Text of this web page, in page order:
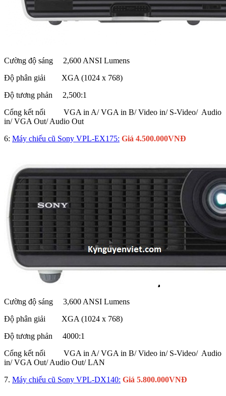
Cường độ sáng 2,600 ANSI Lumens
Độ phân giải XGA (1024 x 768)
Độ tương phản 2,500:1
Cổng kết nối VGA in A/ VGA in B/ Video in/ S-Video/ Audio
in/ VGA Out/ Audio Out
6: Máy chiếu cũ Sony VPL-EX175: Giá 4.500.000VNĐ
Cường độ sáng 3,600 ANSI Lumens
Độ phân giải XGA (1024 x 768)
Độ tương phản 4000:1
Cổng kết nối VGA in A/ VGA in B/ Video in/ S-Video/ Audio
in/ VGA Out/ Audio Out/ LAN
7. Máy chiếu cũ Sony VPL-DX140: Giá 5.800.000VNĐ